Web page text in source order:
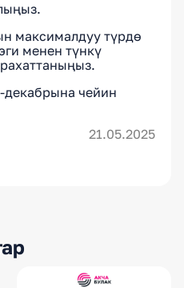
максималдуу түрдө
менен түнкү
чейин
21.05.2025